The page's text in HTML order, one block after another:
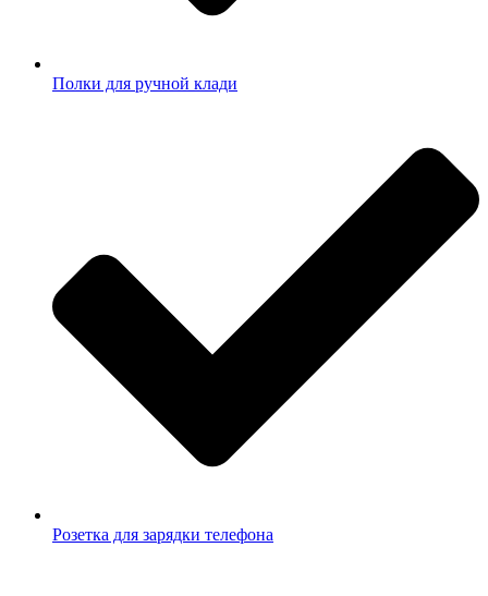
Полки для ручной клади
Розетка для зарядки телефона